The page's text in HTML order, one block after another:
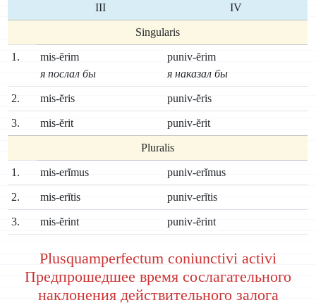
III IV
Singularis
1.
mis-ĕrim
я послал бы
puniv-ĕrim
я наказал бы
2. mis-ĕris puniv-ĕris
3. mis-ĕrit puniv-ĕrit
Pluralis
1. mis-erĭmus puniv-erĭmus
2. mis-erĭtis puniv-erĭtis
3. mis-ĕrint puniv-ĕrint
Plusquamperfectum coniunctivi activi
Предпрошедшее время сослагательного
наклонения действительного залога